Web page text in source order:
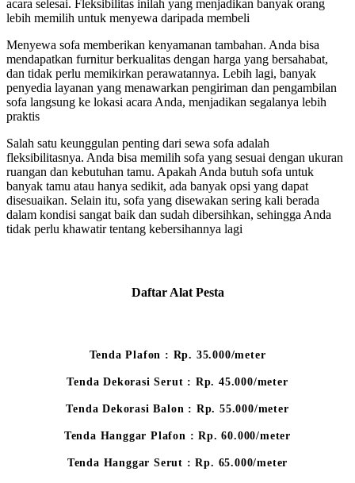
acara selesai. Fleksibilitas inilah yang menjadikan banyak orang
lebih memilih untuk menyewa daripada membeli
Menyewa sofa memberikan kenyamanan tambahan. Anda bisa
mendapatkan furnitur berkualitas dengan harga yang bersahabat,
dan tidak perlu memikirkan perawatannya. Lebih lagi, banyak
penyedia layanan yang menawarkan pengiriman dan pengambilan
sofa langsung ke lokasi acara Anda, menjadikan segalanya lebih
praktis
Salah satu keunggulan penting dari sewa sofa adalah
fleksibilitasnya. Anda bisa memilih sofa yang sesuai dengan ukuran
ruangan dan kebutuhan tamu. Apakah Anda butuh sofa untuk
banyak tamu atau hanya sedikit, ada banyak opsi yang dapat
disesuaikan. Selain itu, sofa yang disewakan sering kali berada
dalam kondisi sangat baik dan sudah dibersihkan, sehingga Anda
tidak perlu khawatir tentang kebersihannya lagi
Daftar Alat Pesta
Tenda Plafon : Rp. 35.000/meter
Tenda Dekorasi Serut : Rp. 45.000/meter
Tenda Dekorasi Balon : Rp. 55.000/meter
Tenda Hanggar Plafon : Rp. 60.000/meter
Tenda Hanggar Serut : Rp. 65.000/meter